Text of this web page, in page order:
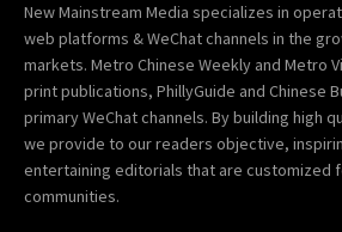
New Mainstream Media specializes in
web platforms & WeChat channels in the
markets. Metro Chinese Weekly and Metro
print publications, PhillyGuide and Chinese
primary WeChat channels. By building high
we provide to our readers objective,
entertaining editorials that are customized
communities.